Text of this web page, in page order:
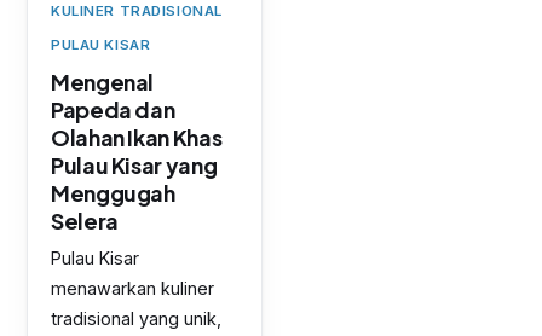
KULINER TRADISIONAL
PULAU KISAR
Mengenal
Papeda dan
Olahan Ikan Khas
Pulau Kisar yang
Menggugah
Selera
Pulau Kisar
menawarkan kuliner
tradisional yang unik,